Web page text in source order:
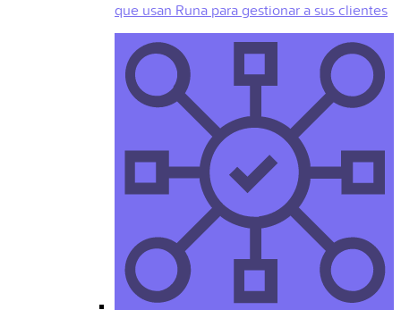
que usan Runa para gestionar a sus clientes